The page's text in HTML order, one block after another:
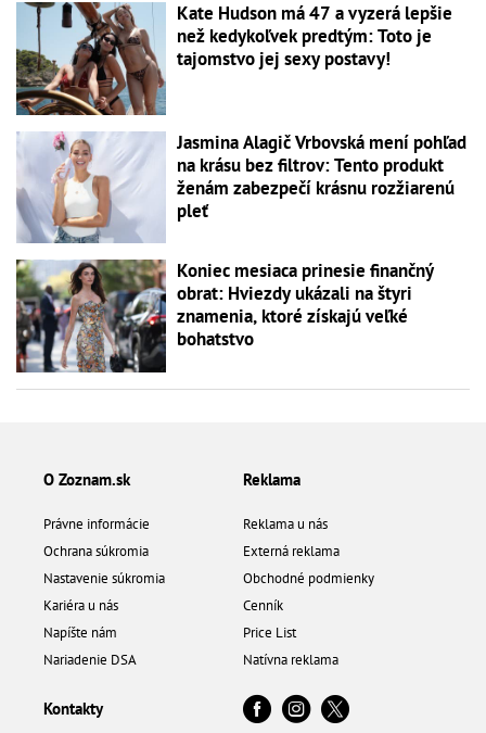
Kate Hudson má 47 a vyzerá lepšie
než kedykoľvek predtým: Toto je
tajomstvo jej sexy postavy!
Jasmina Alagič Vrbovská mení pohľad
na krásu bez filtrov: Tento produkt
ženám zabezpečí krásnu rozžiarenú
pleť
Koniec mesiaca prinesie finančný
obrat: Hviezdy ukázali na štyri
znamenia, ktoré získajú veľké
bohatstvo
O Zoznam.sk
Právne informácie
Ochrana súkromia
Nastavenie súkromia
Kariéra u nás
Napíšte nám
Nariadenie DSA
Reklama
Reklama u nás
Externá reklama
Obchodné podmienky
Cenník
Price List
Natívna reklama
Kontakty